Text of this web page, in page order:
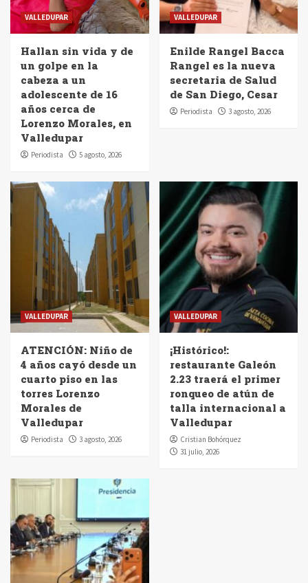
VALLEDUPAR
Hallan sin vida y de
un golpe en la
cabeza a un
adolescente de 16
años cerca de
Lorenzo Morales, en
Valledupar
Periodista 5 agosto, 2026
VALLEDUPAR
Enilde Rangel Bacca
Rangel es la nueva
secretaria de Salud
de San Diego, Cesar
Periodista 3 agosto, 2026
VALLEDUPAR
ATENCIÓN: Niño de
4 años cayó desde un
cuarto piso en las
torres Lorenzo
Morales de
Valledupar
Periodista 3 agosto, 2026
VALLEDUPAR
¡Histórico!:
restaurante Galeón
2.23 traerá el primer
ronqueo de atún de
talla internacional a
Valledupar
Cristian Bohórquez
31 julio, 2026